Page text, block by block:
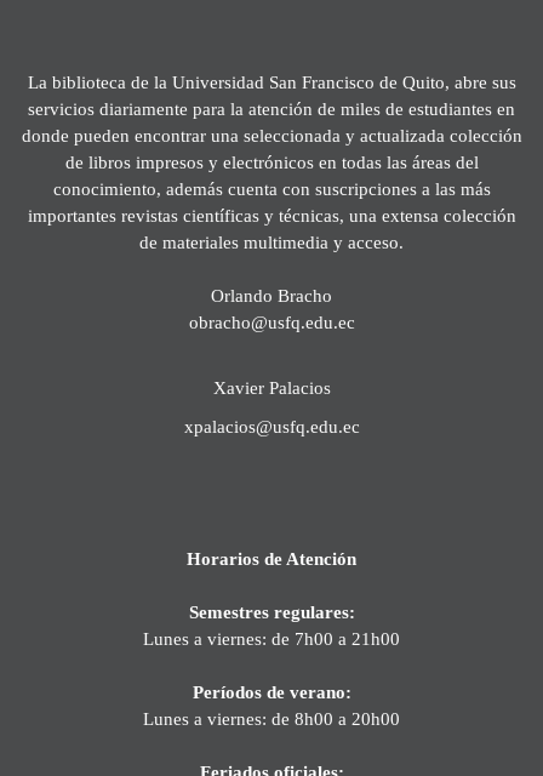
La biblioteca de la Universidad San Francisco de Quito, abre sus
servicios diariamente para la atención de miles de estudiantes en
donde pueden encontrar una seleccionada y actualizada colección
de libros impresos y electrónicos en todas las áreas del
conocimiento, además cuenta con suscripciones a las más
importantes revistas científicas y técnicas, una extensa colección
de materiales multimedia y acceso.
Orlando Bracho
obracho@usfq.edu.ec
Xavier Palacios
xpalacios@usfq.edu.ec
Horarios de Atención
Semestres regulares:
Lunes a viernes: de 7h00 a 21h00
Períodos de verano:
Lunes a viernes: de 8h00 a 20h00
Feriados oficiales: